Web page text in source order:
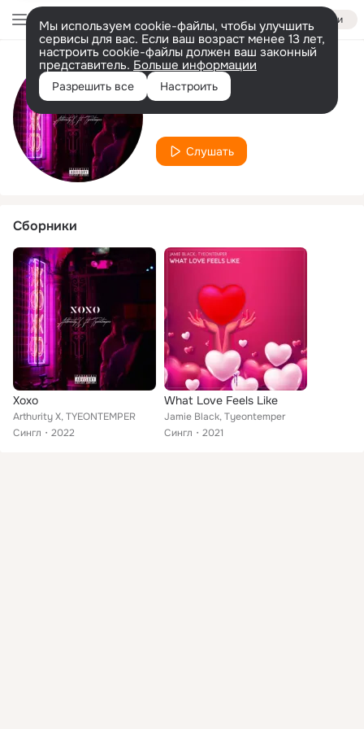
Войти
Мы используем cookie-файлы, чтобы улучшить
сервисы для вас. Если ваш возраст менее 13 лет,
настроить cookie-файлы должен ваш законный
представитель. Больше информации
Разрешить все Настроить
Исполнитель
TYEONTEMPER
Слушать
Сборники
Xoxo
Arthurity X, TYEONTEMPER
Сингл
2022
What Love Feels Like
Jamie Black, Tyeontemper
Сингл
2021